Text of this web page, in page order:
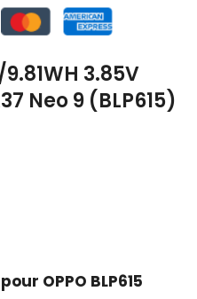
3.85V
Neo 9 (BLP615)
OPPO BLP615